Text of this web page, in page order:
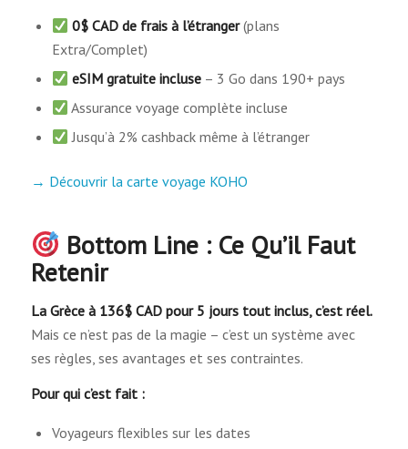
0$ CAD de frais à l’étranger(plans
Extra/Complet)
eSIM gratuite incluse– 3 Go dans 190+ pays
Assurance voyage complète incluse
Jusqu’à 2% cashback même à l’étranger
→ Découvrir la carte voyage KOHO
Bottom Line : Ce Qu’il Faut
Retenir
La Grèce à 136$ CAD pour 5 jours tout inclus, c’est réel.
Mais ce n’est pas de la magie – c’est un système avec
ses règles, ses avantages et ses contraintes.
Pour qui c’est fait :
Voyageurs flexibles sur les dates